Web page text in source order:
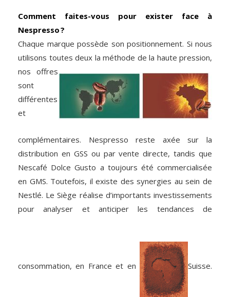
Comment faites-vous pour exister face à
Nespresso ?
Chaque marque possède son positionnement. Si nous
utilisons toutes deux la méthode de la haute pression,
nos offres
sont
différentes
et
complémentaires. Nespresso reste axée sur la
distribution en GSS ou par vente directe, tandis que
Nescafé Dolce Gusto a toujours été commercialisée
en GMS. Toutefois, il existe des synergies au sein de
Nestlé. Le Siège réalise d’importants investissements
pour analyser et anticiper les tendances de
consommation, en France et en Suisse.